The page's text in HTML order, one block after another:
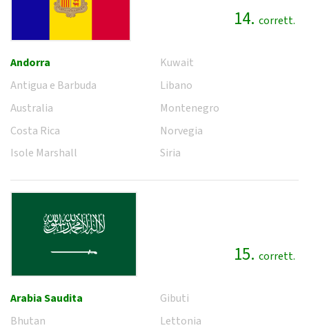
14. corrett.
Andorra
Antigua e Barbuda
Australia
Costa Rica
Isole Marshall
Kuwait
Libano
Montenegro
Norvegia
Siria
15. corrett.
Arabia Saudita
Bhutan
Gibuti
Lettonia